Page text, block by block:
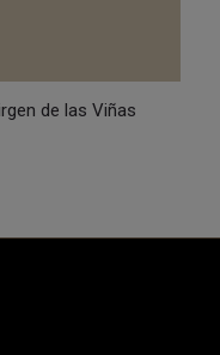
de las Viñas